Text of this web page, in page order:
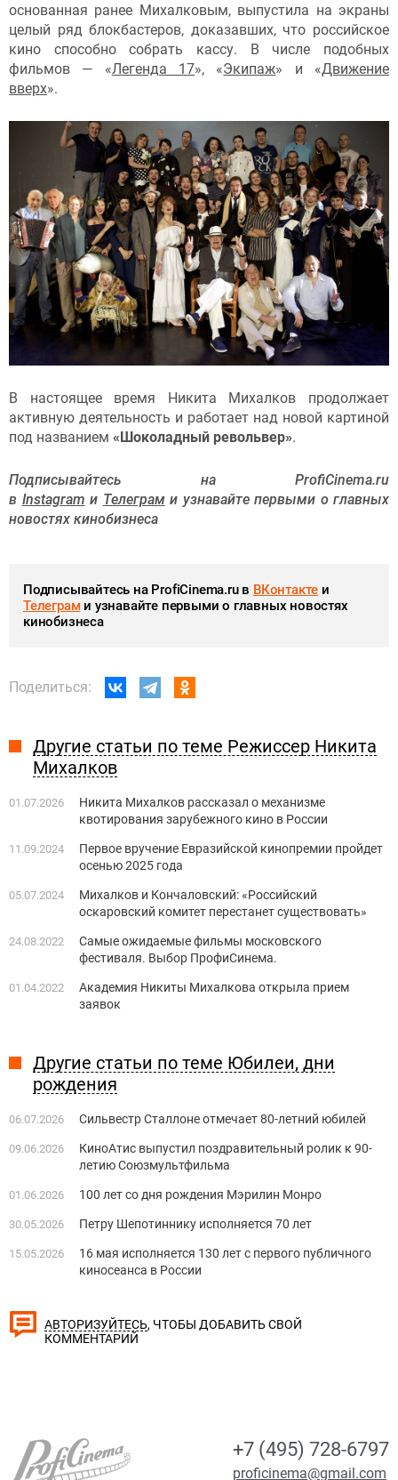
основанная ранее Михалковым, выпустила на экраны
целый ряд блокбастеров, доказавших, что российское
кино способно собрать кассу. В числе подобных
фильмов — «Легенда 17», «Экипаж» и «Движение
вверх».
В настоящее время Никита Михалков продолжает
активную деятельность и работает над новой картиной
под названием «Шоколадный револьвер».
Подписывайтесь на ProfiCinema.ru
в Instagram и Телеграм и узнавайте первыми о главных
новостях кинобизнеса
Подписывайтесь на ProfiCinema.ru в ВКонтакте и
Телеграми узнавайте первыми о главных новостях
кинобизнеса
Поделиться:
Другие статьи по теме Режиссер Никита
Михалков
01.07.2026
Никита Михалков рассказал о механизме
квотирования зарубежного кино в России
11.09.2024
Первое вручение Евразийской кинопремии пройдет
осенью 2025 года
05.07.2024
Михалков и Кончаловский: «Российский
оскаровский комитет перестанет существовать»
24.08.2022
Самые ожидаемые фильмы московского
фестиваля. Выбор ПрофиСинема.
01.04.2022
Академия Никиты Михалкова открыла прием
заявок
Другие статьи по теме Юбилеи, дни
рождения
06.07.2026 Сильвестр Сталлоне отмечает 80-летний юбилей
09.06.2026
КиноАтис выпустил поздравительный ролик к 90-
летию Союзмультфильма
01.06.2026 100 лет со дня рождения Мэрилин Монро
30.05.2026 Петру Шепотиннику исполняется 70 лет
15.05.2026
16 мая исполняется 130 лет с первого публичного
киносеанса в России
АВТОРИЗУЙТЕСЬ, ЧТОБЫ ДОБАВИТЬ СВОЙ
КОММЕНТАРИЙ
+7 (495) 728-6797
proficinema@gmail.com